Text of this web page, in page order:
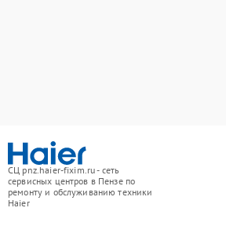
СЦ pnz.haier-fixim.ru - сеть
сервисных центров в Пензе по
ремонту и обслуживанию техники
Haier